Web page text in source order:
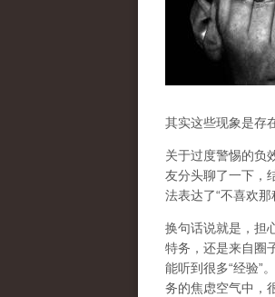
其实这些现象是存
关于过度警惕的负
友分头聊了一下，
法表达了“不喜欢那
换句话说就是，担
特务，还是来自圈
能听到很多“经验”
务的焦虑空气中，